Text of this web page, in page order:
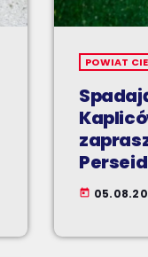
POWIAT
today